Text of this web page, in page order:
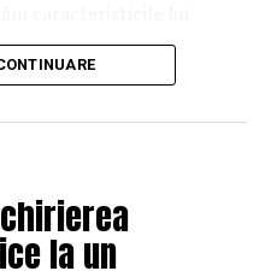
explicăm de ce este
performante uleiuri de
de lubrifianți
la nivel internațional
de motor premium
la un